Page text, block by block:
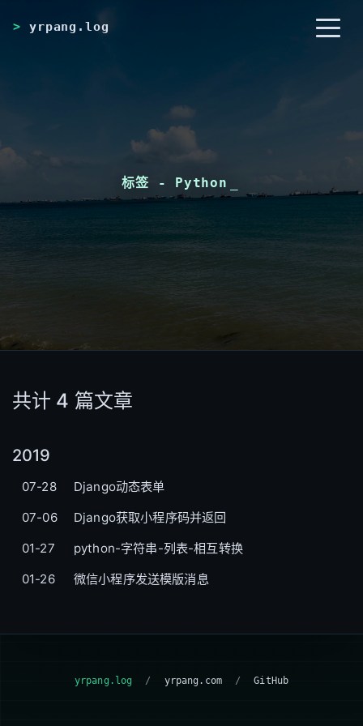
yrpang.log
RSS
搜索
标签 - Python
共计 4 篇文章
2019
07-28
Django动态表单
07-06
Django获取小程序码并返回
01-27
python-字符串-列表-相互转换
01-26
微信小程序发送模版消息
yrpang.log / yrpang.com / GitHub